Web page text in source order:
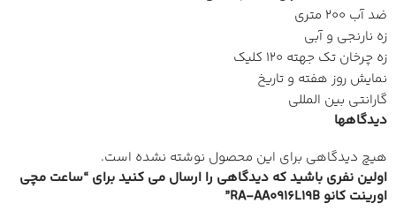
ضد آب 200 متری
زه نارنجی و آبی
زه چرخان تک جهته 120 کلیک
نمایش روز هفته و تاریخ
گارانتی بین المللی
دیدگاهها
هیچ دیدگاهی برای این محصول نوشته نشده است.
اولین نفری باشید که دیدگاهی را ارسال می کنید برای “ساعت مچی
اورینت کانو RA-AA0916L19B”